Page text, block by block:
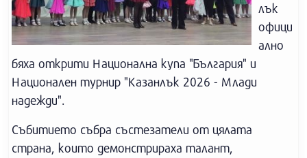
лък
офици
ално
бяха открити Национална купа "България" и
Национален турнир "Казанлък 2026 - Млади
надежди".
Събитието събра състезатели от цялата
страна, които демонстрираха талант,